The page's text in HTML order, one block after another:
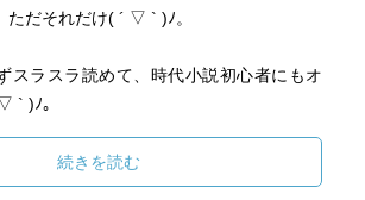
ただそれだけ( ´ ▽ ` )ﾉ。
スラスラ読めて、時代小説初心者にもオ
` )ﾉ。
こ）という読み方、本書で初めて知った(
続きを読む